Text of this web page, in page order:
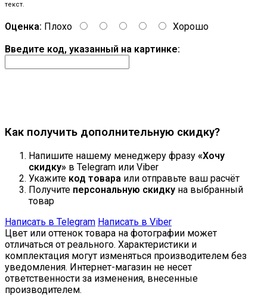
текст.
Оценка: Плохо
Хорошо
Введите код, указанный на картинке:
Как получить дополнительную скидку?
Напишите нашему менеджеру фразу «Хочу
скидку» в Telegram или Viber
Укажите код товара или отправьте ваш расчёт
Получите персональную скидку на выбранный
товар
Написать в Telegram Написать в Viber
Цвет или оттенок товара на фотографии может
отличаться от реального. Характеристики и
комплектация могут изменяться производителем без
уведомления. Интернет-магазин не несет
ответственности за изменения, внесенные
производителем.